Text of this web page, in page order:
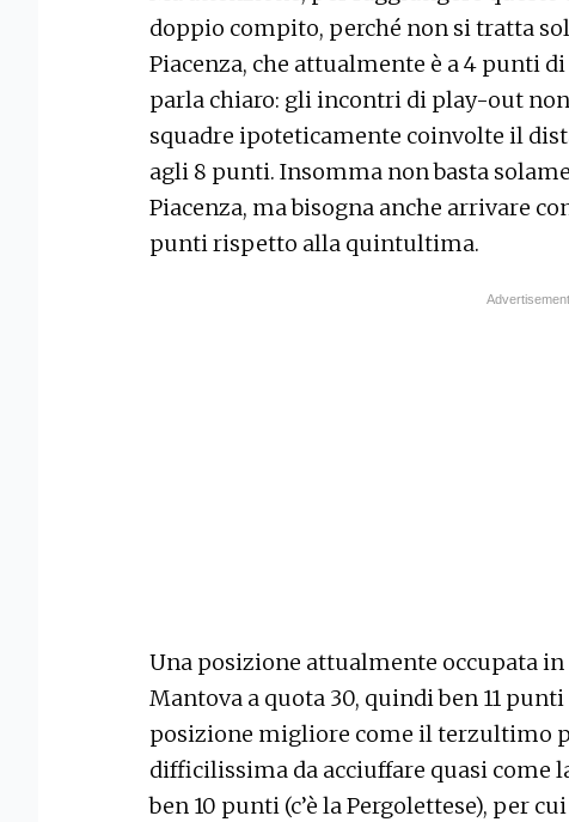
doppio compito, perché non si tratta
Piacenza, che attualmente è a 4 punti
parla chiaro: gli incontri di play-out
squadre ipoteticamente coinvolte il
agli 8 punti. Insomma non basta
Piacenza, ma bisogna anche arrivare
punti rispetto alla quintultima.
Una posizione attualmente occupata
Mantova a quota 30, quindi ben 11
posizione migliore come il terzultimo
difficilissima da acciuffare quasi come
ben 10 punti (c’è la Pergolettese), per